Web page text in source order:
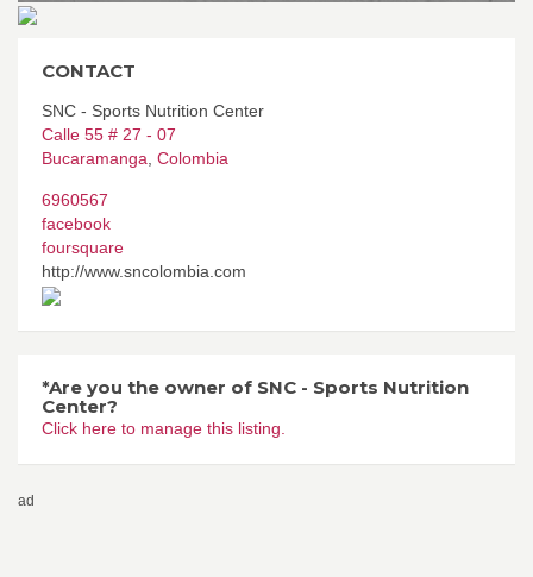
CONTACT
SNC - Sports Nutrition Center
Calle 55 # 27 - 07
Bucaramanga Colombia
6960567
facebook
foursquare
http://www.sncolombia.com
*Are you the owner of SNC - Sports Nutrition
Center?
Click here to manage this listing.
ad